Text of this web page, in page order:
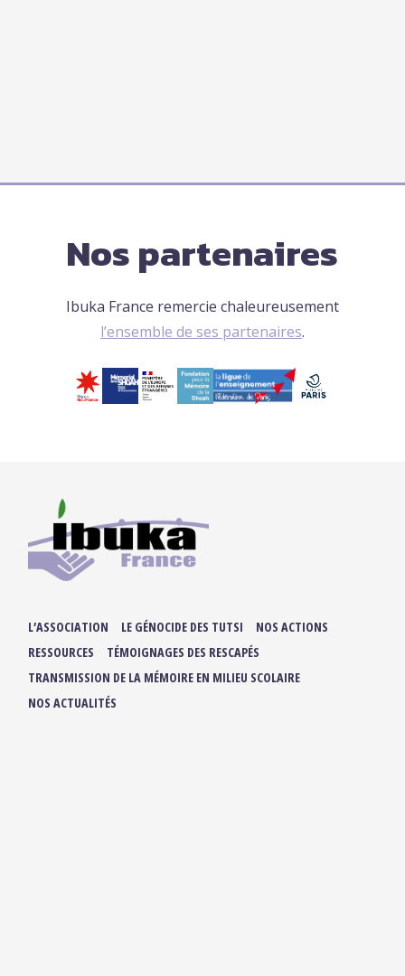
Nos partenaires
Ibuka France remercie chaleureusement
l’ensemble de ses partenaires.
L’ASSOCIATION LE GÉNOCIDE DES TUTSI
NOS ACTIONS
RESSOURCES
TÉMOIGNAGES DES RESCAPÉS
TRANSMISSION DE LA MÉMOIRE EN MILIEU SCOLAIRE
NOS ACTUALITÉS